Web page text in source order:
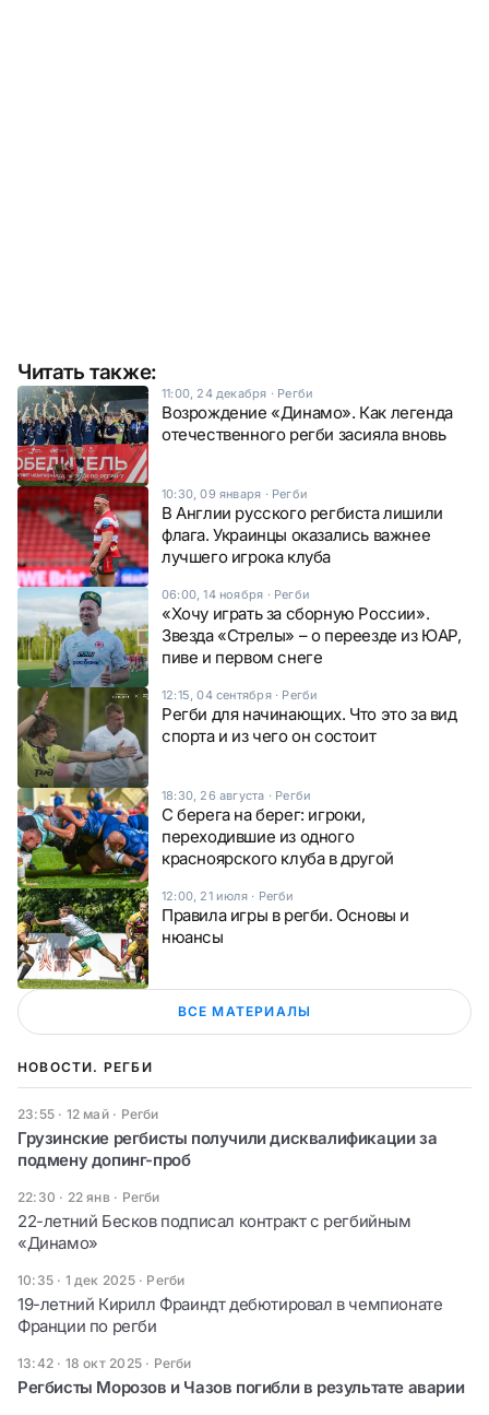
Читать также:
11:00, 24 декабря · Регби
Возрождение «Динамо». Как легенда
отечественного регби засияла вновь
10:30, 09 января · Регби
В Англии русского регбиста лишили
флага. Украинцы оказались важнее
лучшего игрока клуба
06:00, 14 ноября · Регби
«Хочу играть за сборную России».
Звезда «Стрелы» – о переезде из ЮАР,
пиве и первом снеге
12:15, 04 сентября· Регби
Регби для начинающих. Что это за вид
спорта и из чего он состоит
18:30, 26 августа · Регби
С берега на берег: игроки,
переходившие из одного
красноярского клуба в другой
12:00, 21 июля· Регби
Правила игры в регби. Основы и
нюансы
ВСЕ МАТЕРИАЛЫ
НОВОСТИ. РЕГБИ
23:55 · 12 май· Регби
Грузинские регбисты получили дисквалификации за
подмену допинг-проб
22:30 · 22 янв· Регби
22-летний Бесков подписал контракт с регбийным
«Динамо»
10:35 · 1 дек 2025· Регби
19-летний Кирилл Фраиндт дебютировал в чемпионате
Франции по регби
13:42 · 18 окт 2025· Регби
Регбисты Морозов и Чазов погибли в результате аварии